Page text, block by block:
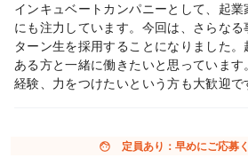
インキュベートカンパニーとして、起
にも注力しています。今回は、さらな
ターン生を採用することになりました
ある方と一緒に働きたいと思っていま
経験、力をつけたいという方も大歓迎で
face 定員あり：早めにご応募